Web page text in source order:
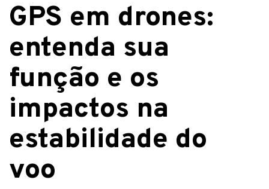
GPS em drones:
entenda sua
função e os
impactos na
estabilidade do
voo